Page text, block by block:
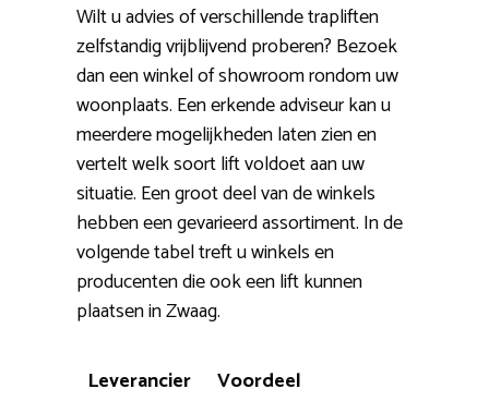
Wilt u advies of verschillende trapliften
zelfstandig vrijblijvend proberen? Bezoek
dan een winkel of showroom rondom uw
woonplaats. Een erkende adviseur kan u
meerdere mogelijkheden laten zien en
vertelt welk soort lift voldoet aan uw
situatie. Een groot deel van de winkels
hebben een gevarieerd assortiment. In de
volgende tabel treft u winkels en
producenten die ook een lift kunnen
plaatsen in Zwaag.
Leverancier
Voordeel